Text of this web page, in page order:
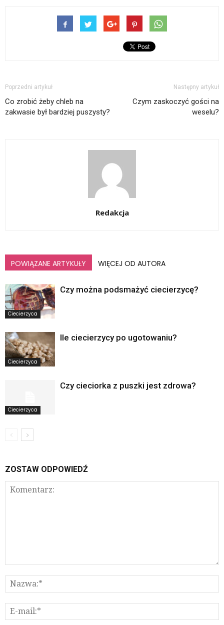
Poprzedni artykuł
Co zrobić żeby chleb na
zakwasie był bardziej puszysty?
Następny artykuł
Czym zaskoczyć gości na
weselu?
Redakcja
POWIĄZANE ARTYKUŁY WIĘCEJ OD AUTORA
Ciecierzyca
Czy można podsmażyć ciecierzycę?
Ciecierzyca
Ile ciecierzycy po ugotowaniu?
Ciecierzyca
Czy cieciorka z puszki jest zdrowa?
ZOSTAW ODPOWIEDŹ